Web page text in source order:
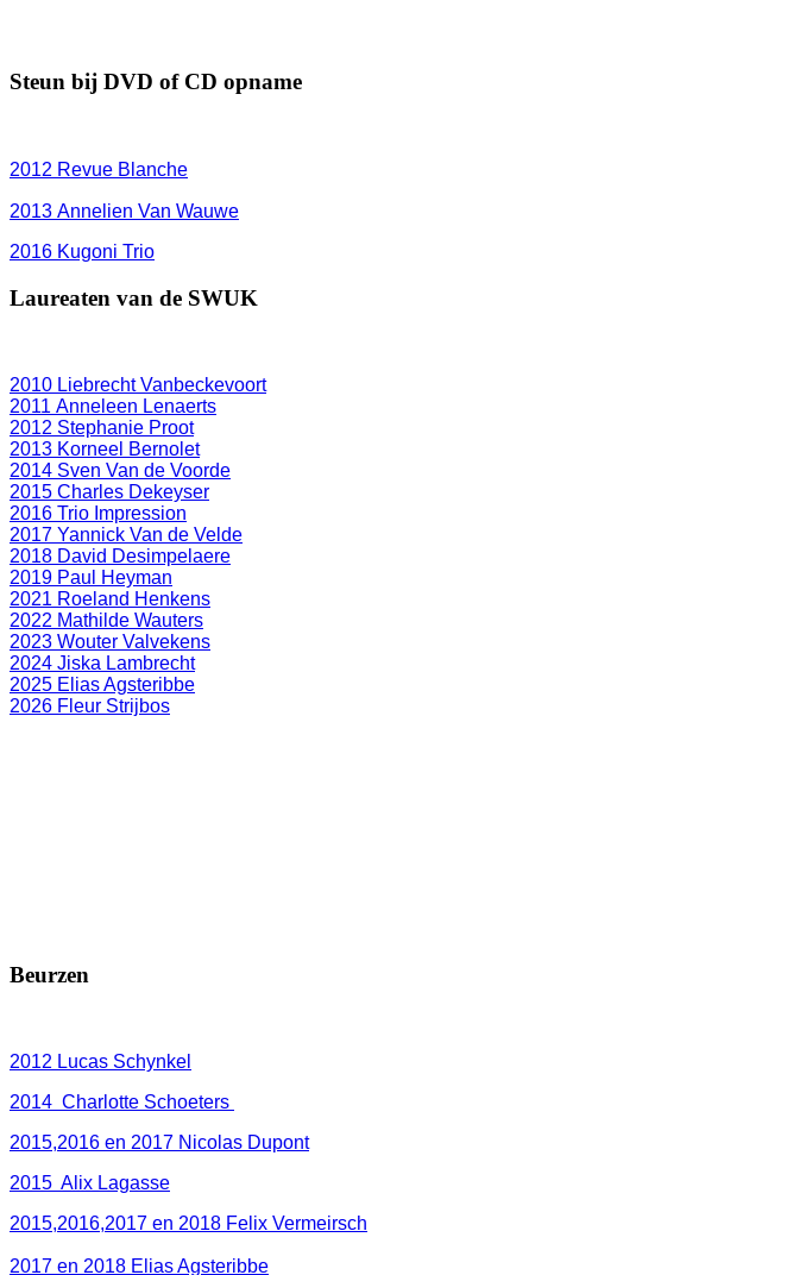
Steun bij DVD of CD opname
2012 Revue Blanche
2013 Annelien Van Wauwe
2016 Kugoni Trio
Laureaten van de SWUK
2010 Liebrecht Vanbeckevoort
2011 Anneleen Lenaerts
2012 Stephanie Proot
2013 Korneel Bernolet
2014 Sven Van de Voorde
2015 Charles Dekeyser
2016 Trio Impression
2017 Yannick Van de Velde
2018 David Desimpelaere
2019 Paul Heyman
2021 Roeland Henkens
2022 Mathilde Wauters
2023 Wouter Valvekens
2024 Jiska Lambrecht
2025 Elias Agsteribbe
2026 Fleur Strijbos
Beurzen
2012 Lucas Schynkel
2014 Charlotte Schoeters
2015,2016 en 2017 Nicolas Dupont
2015 Alix Lagasse
2015,2016,2017 en 2018 Felix Vermeirsch
2017 en 2018 Elias Agsteribbe